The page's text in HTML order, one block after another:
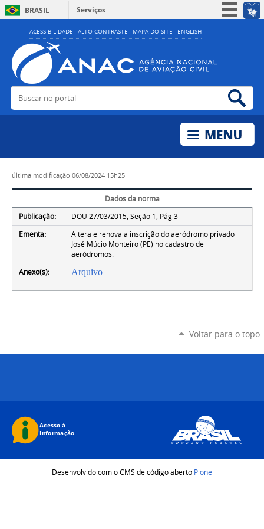
ACESSIBILIDADE ALTO CONTRASTE MAPA DO SITE ENGLISH
BRASIL
Serviços
Simplifique!
Acesso à informação
Legislação
Buscar no portal
última modificação 06/08/2024 15h25
Dados da norma
Publicação:
DOU 27/03/2015, Seção 1, Pág 3
Ementa:
Altera e renova a inscrição do aeródromo privado
José Múcio Monteiro (PE) no cadastro de
aeródromos.
Anexo(s):
Arquivo
Voltar para o topo
Desenvolvido com o CMS de código aberto Plone